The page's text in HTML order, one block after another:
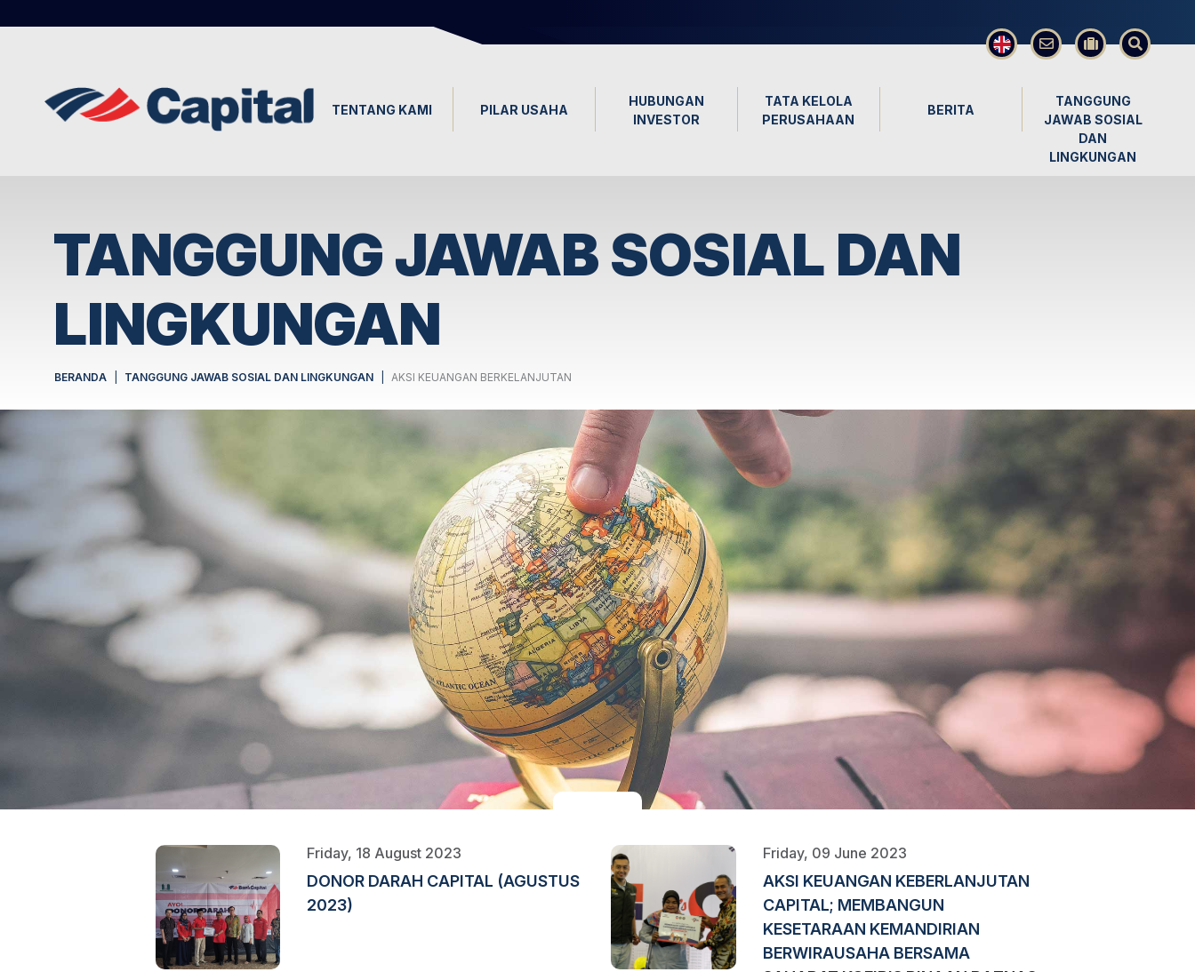
TENTANG KAMI PILAR USAHA
HUBUNGAN
INVESTOR
TATA KELOLA
PERUSAHAAN
BERITA
TANGGUNG
JAWAB SOSIAL
DAN
LINGKUNGAN
TANGGUNG JAWAB SOSIAL DAN
LINGKUNGAN
BERANDA TANGGUNG JAWAB SOSIAL DAN LINGKUNGAN AKSI KEUANGAN BERKELANJUTAN
Friday, 18 August 2023
DONOR DARAH CAPITAL (AGUSTUS
2023)
Friday, 09 June 2023
AKSI KEUANGAN KEBERLANJUTAN
CAPITAL; MEMBANGUN
KESETARAAN KEMANDIRIAN
BERWIRAUSAHA BERSAMA